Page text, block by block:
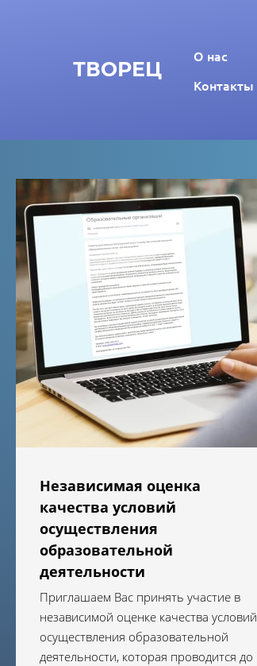
ТВОРЕЦ
О нас
Контакты
Независимая оценка
качества условий
осуществления
образовательной
деятельности
Приглашаем Вас принять участие в
независимой оценке качества условий
осуществления образовательной
деятельности, которая проводится до